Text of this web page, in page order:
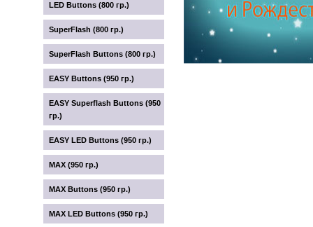
LED Buttons (800 гр.)
SuperFlash (800 гр.)
SuperFlash Buttons (800 гр.)
EASY Buttons (950 гр.)
EASY Superflash Buttons (950
гр.)
EASY LED Buttons (950 гр.)
MAX (950 гр.)
MAX Buttons (950 гр.)
MAX LED Buttons (950 гр.)